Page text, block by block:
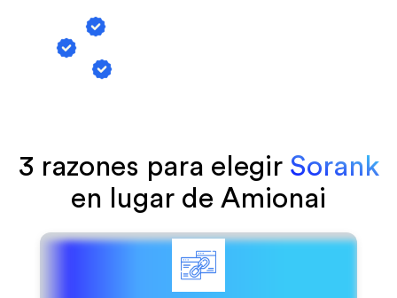
Generación de artículos
3 razones para elegir Sorank
en lugar de Amionai